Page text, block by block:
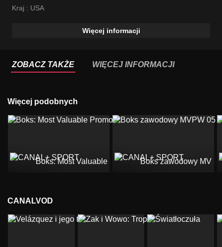
Kraj : USA
Więcej informacji
ZOBACZ TAKŻE WIĘCEJ INFORMACJI
Więcej podobnych
Boks: Most Valuable PromotionsBoks zawodowy
CANALVOD